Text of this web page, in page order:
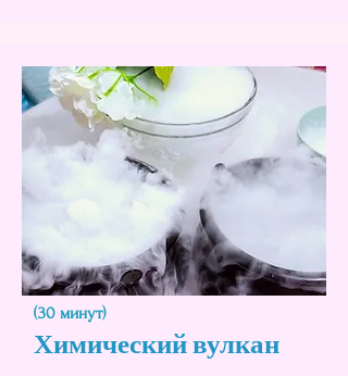
(30 минут)
Химический вулкан